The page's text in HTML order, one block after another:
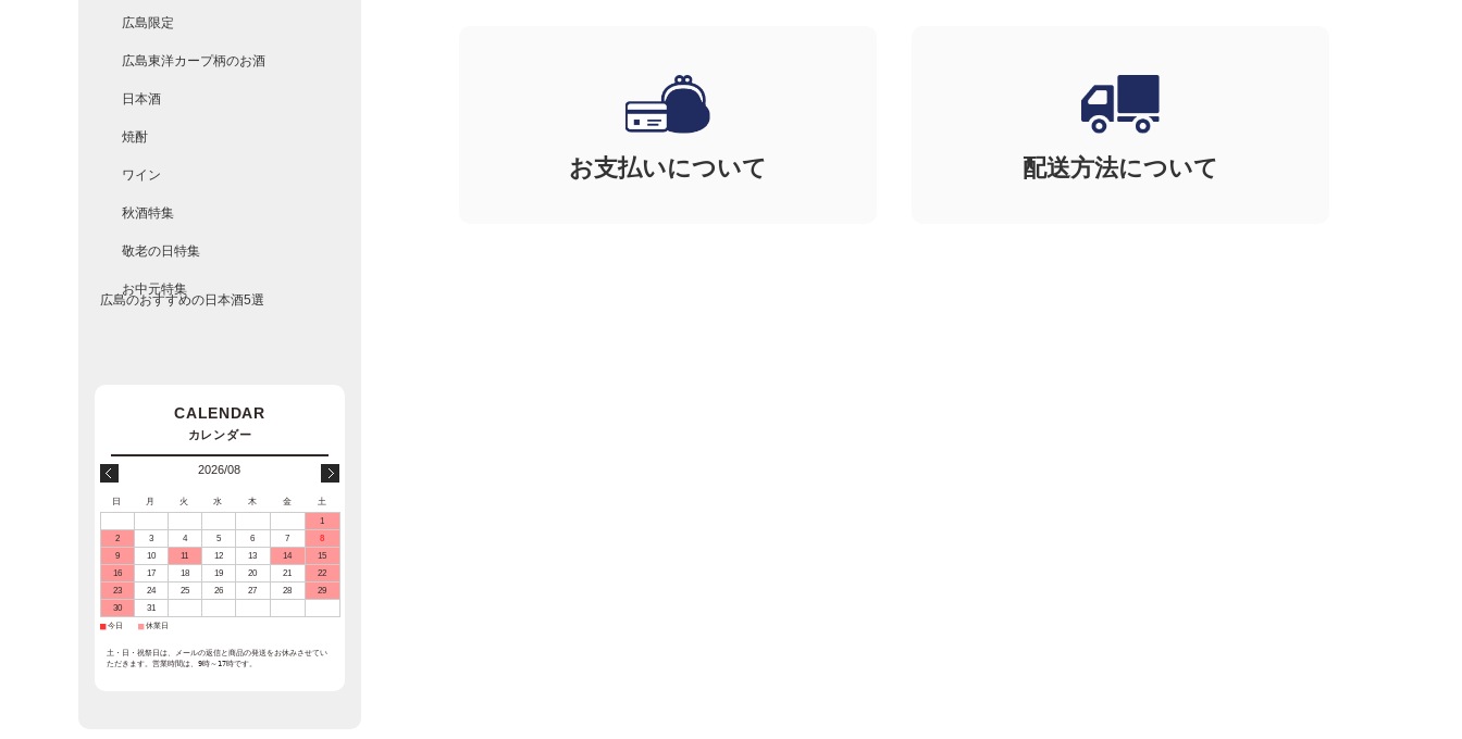
お支払いについて 配送方法について
広島限定
広島東洋カープ柄のお酒
日本酒
焼酎
ワイン
秋酒特集
敬老の日特集
お中元特集
広島のおすすめの日本酒5選
2026/08
日 月 火 水 木 金
土
1
2
3 4 5 6 7
8
9
10 11 12 13 14
15
16
17 18 19 20 21
22
23
24 25 26 27 28
29
30
31
■ 今日 ■ 休業日
土・日・祝祭日は、メールの返信と商品の発送をお休みさせてい
ただきます。営業時間は、9時～17時です。